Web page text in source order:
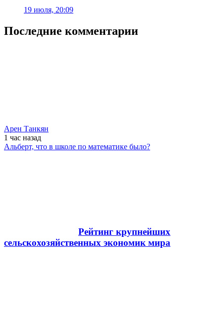
19 июля, 20:09
Последние комментарии
Арен Танкян
1 час назад
Альберт, что в школе по математике было?
Рейтинг крупнейших
сельскохозяйственных экономик мира